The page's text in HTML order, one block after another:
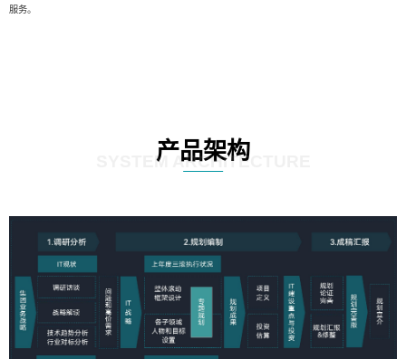
服务。
产品架构
SYSTEM ARCHITECTURE